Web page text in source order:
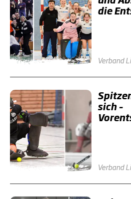
die
Verband
sich –
Verband